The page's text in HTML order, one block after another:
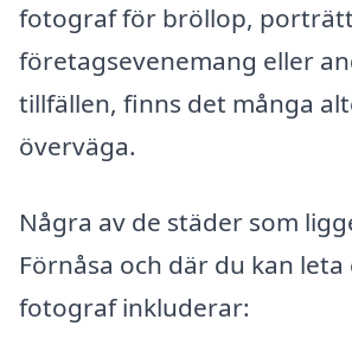
fotograf för bröllop,
företagsevenemang eller
tillfällen, finns det många
överväga.
Några av de städer som
Förnåsa och där du kan
fotograf inkluderar: